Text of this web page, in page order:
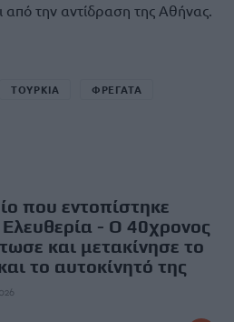
από την αντίδραση της Αθήνας.
ΤΟΥΡΚΙΑ ΦΡΕΓΑΤΑ
που εντοπίστηκε
- Ο 40χρονος
και μετακίνησε το
το αυτοκίνητό της